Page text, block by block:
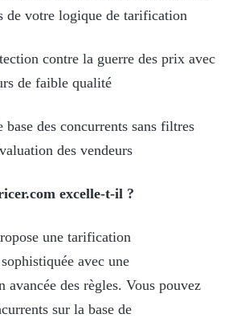
de votre logique de tarification
contre la guerre des prix avec
de faible qualité
base des concurrents sans filtres
des vendeurs
excelle-t-il ?
une tarification
avec une
avancée des règles. Vous pouvez
sur la base de